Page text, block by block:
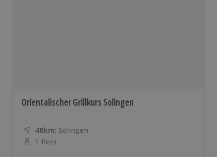
Orientalischer Grillkurs Solingen
48km: Entfernung
Standort
Solingen
Anzahl der Teilnehmer
1 Pers.